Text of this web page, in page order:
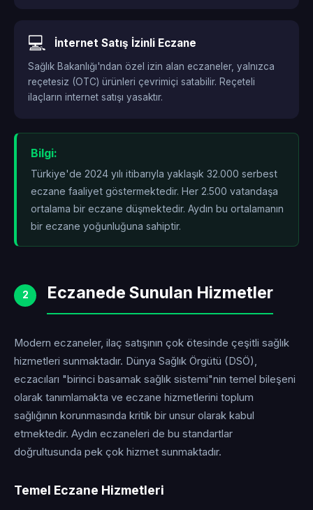
💻 İnternet Satış İzinli Eczane
Sağlık Bakanlığı'ndan özel izin alan eczaneler, yalnızca
reçetesiz (OTC) ürünleri çevrimiçi satabilir. Reçeteli
ilaçların internet satışı yasaktır.
Bilgi:
Türkiye'de 2024 yılı itibarıyla yaklaşık 32.000 serbest
eczane faaliyet göstermektedir. Her 2.500 vatandaşa
ortalama bir eczane düşmektedir. Aydın bu ortalamanın
bir eczane yoğunluğuna sahiptir.
2 Eczanede Sunulan Hizmetler
Modern eczaneler, ilaç satışının çok ötesinde çeşitli sağlık
hizmetleri sunmaktadır. Dünya Sağlık Örgütü (DSÖ),
eczacıları "birinci basamak sağlık sistemi"nin temel bileşeni
olarak tanımlamakta ve eczane hizmetlerini toplum
sağlığının korunmasında kritik bir unsur olarak kabul
etmektedir. Aydın eczaneleri de bu standartlar
doğrultusunda pek çok hizmet sunmaktadır.
Temel Eczane Hizmetleri